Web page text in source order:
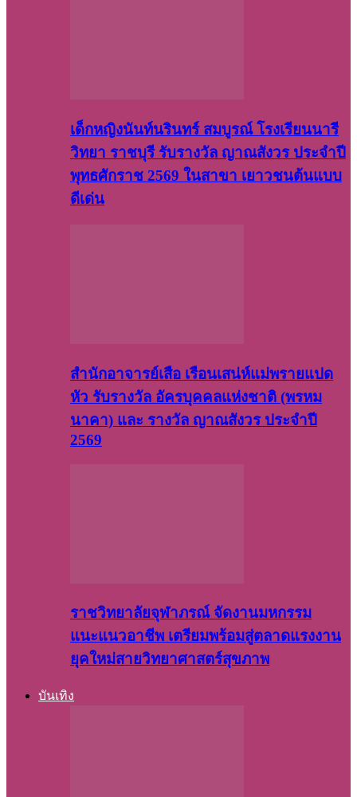
เด็กหญิงนันท์นรินทร์ สมบูรณ์ โรงเรียนนารี
วิทยา ราชบุรี รับรางวัล ญาณสังวร ประจำปี
พุทธศักราช 2569 ในสาขา เยาวชนต้นแบบ
ดีเด่น
สำนักอาจารย์เสือ เรือนเสน่ห์แม่พรายแปด
หัว รับรางวัล อัครบุคคลแห่งชาติ (พรหม
นาคา) และ รางวัล ญาณสังวร ประจำปี
2569
ราชวิทยาลัยจุฬาภรณ์ จัดงานมหกรรม
แนะแนวอาชีพ เตรียมพร้อมสู่ตลาดแรงงาน
ยุคใหม่สายวิทยาศาสตร์สุขภาพ
บันเทิง